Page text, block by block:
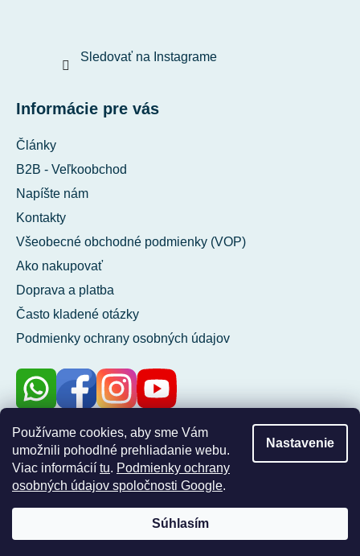
Používame cookies, aby sme Vám
umožnili pohodlné prehliadanie webu.
Viac informácií tu. Podmienky ochrany
osobných údajov spoločnosti Google.
Nastavenie
Súhlasím
Sledovať na Instagrame
Informácie pre vás
Články
B2B - Veľkoobchod
Napíšte nám
Kontakty
Všeobecné obchodné podmienky (VOP)
Ako nakupovať
Doprava a platba
Často kladené otázky
Podmienky ochrany osobných údajov
100 %
zákazníkov nás
odporúča
Vytvoril Shoptet